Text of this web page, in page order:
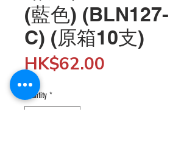
(藍色) (BLN127-
C) (原箱10支)
HK$62.00
Quantity *